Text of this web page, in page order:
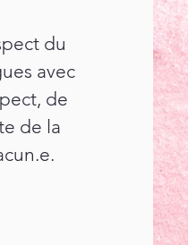
du
avec
de
de la